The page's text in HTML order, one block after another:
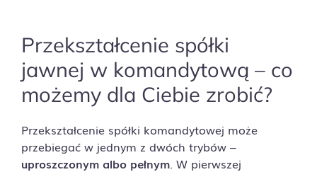
Przekształcenie spółki
jawnej w komandytową – co
możemy dla Ciebie zrobić?
Przekształcenie spółki komandytowej może
przebiegać w jednym z dwóch trybów –
uproszczonym albo pełnym. W pierwszej